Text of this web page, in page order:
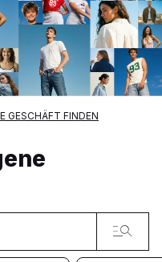
GESCHÄFT FINDEN